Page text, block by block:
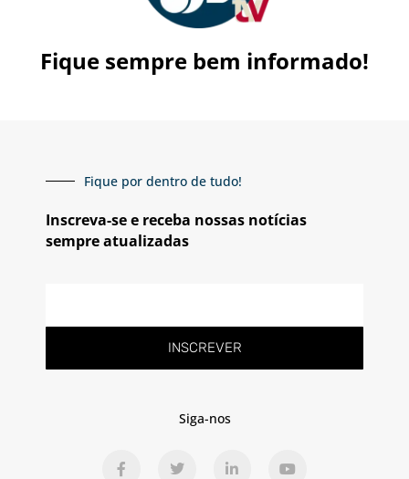
Fique sempre bem informado!
Fique por dentro de tudo!
Inscreva-se e receba nossas notícias
sempre atualizadas
INSCREVER
Siga-nos
a
w
i
o